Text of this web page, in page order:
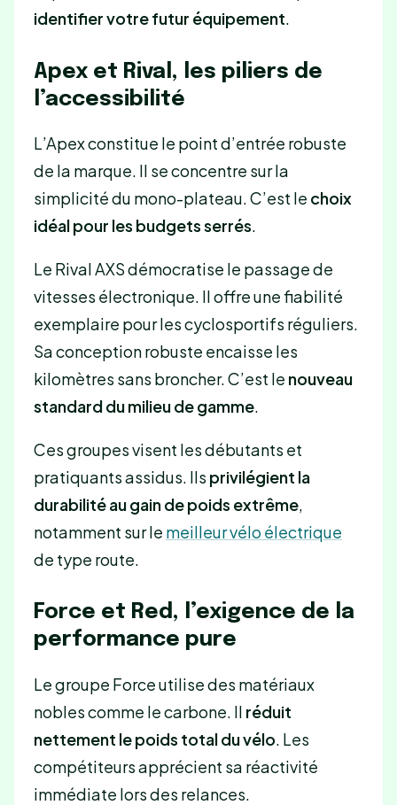
identifier votre futur équipement.
Apex et Rival, les piliers de
l’accessibilité
L’Apex constitue le point d’entrée robuste
de la marque. Il se concentre sur la
simplicité du mono-plateau. C’est le choix
idéal pour les budgets serrés.
Le Rival AXS démocratise le passage de
vitesses électronique. Il offre une fiabilité
exemplaire pour les cyclosportifs réguliers.
Sa conception robuste encaisse les
kilomètres sans broncher. C’est le nouveau
standard du milieu de gamme.
Ces groupes visent les débutants et
pratiquants assidus. Ils privilégient la
durabilité au gain de poids extrême,
notamment sur le meilleur vélo électrique
de type route.
Force et Red, l’exigence de la
performance pure
Le groupe Force utilise des matériaux
nobles comme le carbone. Il réduit
nettement le poids total du vélo. Les
compétiteurs apprécient sa réactivité
immédiate lors des relances.